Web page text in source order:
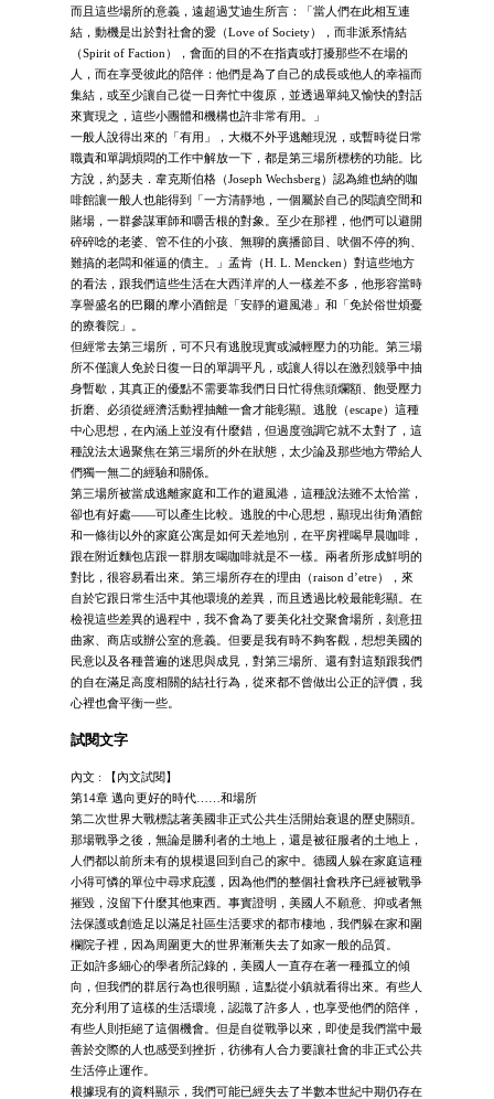
而且這些場所的意義，遠超過艾迪生所言：「當人們在此相互連
結，動機是出於對社會的愛（Love of Society），而非派系情結
（Spirit of Faction），會面的目的不在指責或打擾那些不在場的
人，而在享受彼此的陪伴：他們是為了自己的成長或他人的幸福而
集結，或至少讓自己從一日奔忙中復原，並透過單純又愉快的對話
來實現之，這些小團體和機構也許非常有用。」
一般人說得出來的「有用」，大概不外乎逃離現況，或暫時從日常
職責和單調煩悶的工作中解放一下，都是第三場所標榜的功能。比
方說，約瑟夫．韋克斯伯格（Joseph Wechsberg）認為維也納的咖
啡館讓一般人也能得到「一方清靜地，一個屬於自己的閱讀空間和
賭場，一群參謀軍師和嚼舌根的對象。至少在那裡，他們可以避開
碎碎唸的老婆、管不住的小孩、無聊的廣播節目、吠個不停的狗、
難搞的老闆和催逼的債主。」孟肯（H. L. Mencken）對這些地方
的看法，跟我們這些生活在大西洋岸的人一樣差不多，他形容當時
享譽盛名的巴爾的摩小酒館是「安靜的避風港」和「免於俗世煩憂
的療養院」。
但經常去第三場所，可不只有逃脫現實或減輕壓力的功能。第三場
所不僅讓人免於日復一日的單調平凡，或讓人得以在激烈競爭中抽
身暫歇，其真正的優點不需要靠我們日日忙得焦頭爛額、飽受壓力
折磨、必須從經濟活動裡抽離一會才能彰顯。逃脫（escape）這種
中心思想，在內涵上並沒有什麼錯，但過度強調它就不太對了，這
種說法太過聚焦在第三場所的外在狀態，太少論及那些地方帶給人
們獨一無二的經驗和關係。
第三場所被當成逃離家庭和工作的避風港，這種說法雖不太恰當，
卻也有好處——可以產生比較。逃脫的中心思想，顯現出街角酒館
和一條街以外的家庭公寓是如何天差地別，在平房裡喝早晨咖啡，
跟在附近麵包店跟一群朋友喝咖啡就是不一樣。兩者所形成鮮明的
對比，很容易看出來。第三場所存在的理由（raison d’etre），來
自於它跟日常生活中其他環境的差異，而且透過比較最能彰顯。在
檢視這些差異的過程中，我不會為了要美化社交聚會場所，刻意扭
曲家、商店或辦公室的意義。但要是我有時不夠客觀，想想美國的
民意以及各種普遍的迷思與成見，對第三場所、還有對這類跟我們
的自在滿足高度相關的結社行為，從來都不曾做出公正的評價，我
心裡也會平衡一些。
試閱文字
內文 : 【內文試閱】
第14章 邁向更好的時代……和場所
第二次世界大戰標誌著美國非正式公共生活開始衰退的歷史關頭。
那場戰爭之後，無論是勝利者的土地上，還是被征服者的土地上，
人們都以前所未有的規模退回到自己的家中。德國人躲在家庭這種
小得可憐的單位中尋求庇護，因為他們的整個社會秩序已經被戰爭
摧毀，沒留下什麼其他東西。事實證明，美國人不願意、抑或者無
法保護或創造足以滿足社區生活要求的都市棲地，我們躲在家和圍
欄院子裡，因為周圍更大的世界漸漸失去了如家一般的品質。
正如許多細心的學者所記錄的，美國人一直存在著一種孤立的傾
向，但我們的群居行為也很明顯，這點從小鎮就看得出來。有些人
充分利用了這樣的生活環境，認識了許多人，也享受他們的陪伴，
有些人則拒絕了這個機會。但是自從戰爭以來，即使是我們當中最
善於交際的人也感受到挫折，彷彿有人合力要讓社會的非正式公共
生活停止運作。
根據現有的資料顯示，我們可能已經失去了半數本世紀中期仍存在